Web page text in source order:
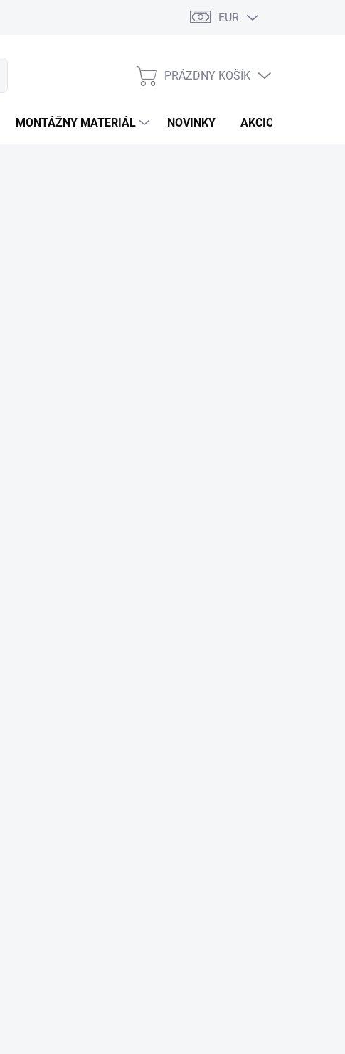
EUR
NÁKUPNÝ
PRÁZDNY KOŠÍK
MONTÁŽNY MATERIÁL NOVINKY AKCIOVÁ PONUKA